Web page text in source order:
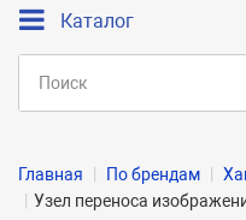
Каталог
Главная По брендам
Узел переноса